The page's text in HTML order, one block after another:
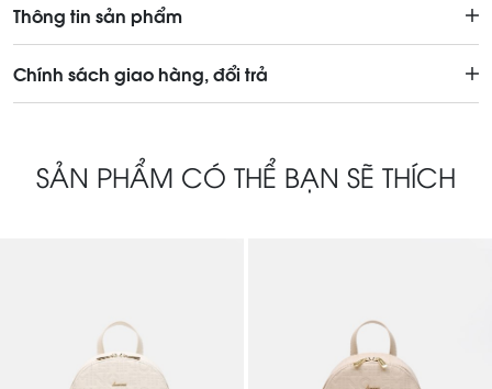
Thông tin sản phẩm
Chính sách giao hàng, đổi trả
SẢN PHẨM CÓ THỂ BẠN SẼ THÍCH